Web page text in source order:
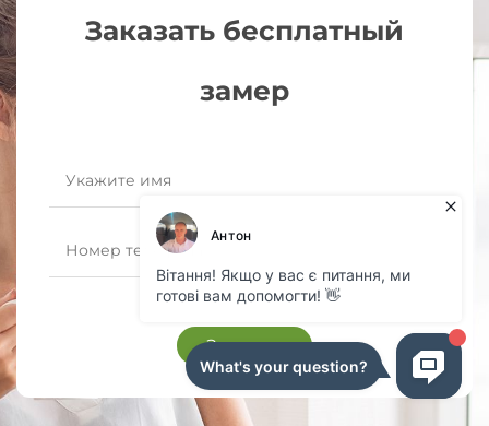
Заказать бесплатный
замер
Заказать